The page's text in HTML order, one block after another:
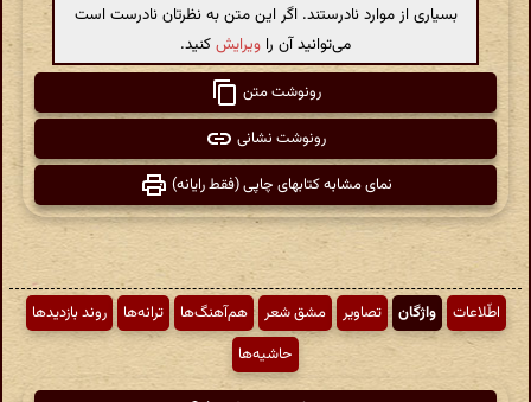
بسیاری از موارد نادرستند. اگر این متن به نظرتان نادرست است
می‌توانید آن را ویرایشکنید.
رونوشت متن
رونوشت نشانی
نمای مشابه کتابهای چاپی (فقط رایانه)
اطّلاعات واژگان تصاویر مشق شعر هم‌آهنگ‌ها ترانه‌ها
روند بازدیدها
حاشیه‌ها